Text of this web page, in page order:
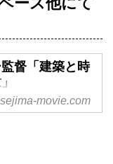
督「建築と時
ル賞とも称される
movie.com